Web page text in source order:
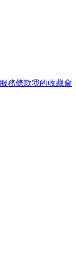
服務條款我的收藏會